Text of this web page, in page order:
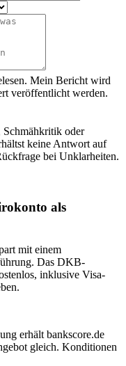
Mein Bericht wird
veröffentlicht werden.
oder
keine Antwort auf
bei Unklarheiten.
als
mit einem
Das DKB-
inklusive Visa-
erhält bankscore.de
gleich. Konditionen